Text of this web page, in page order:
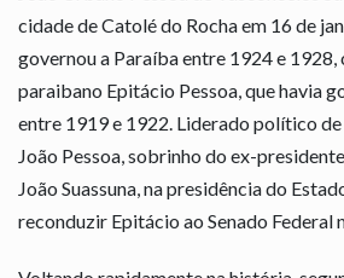
cidade de Catolé do Rocha em 16 de
governou a Paraíba entre 1924 e 1928,
paraibano Epitácio Pessoa, que havia
entre 1919 e 1922. Liderado político
João Pessoa, sobrinho do ex-
João Suassuna, na presidência do
reconduzir Epitácio ao Senado Federal